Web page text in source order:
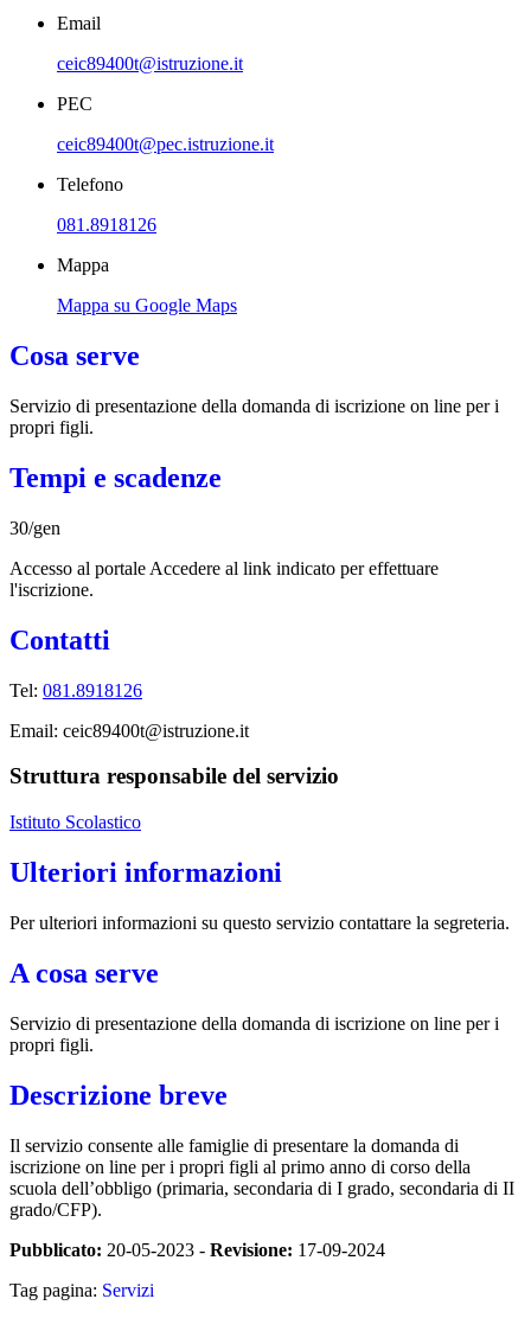
Email
ceic89400t@istruzione.it
PEC
ceic89400t@pec.istruzione.it
Telefono
081.8918126
Mappa
Mappa su Google Maps
Cosa serve
Servizio di presentazione della domanda di iscrizione on line per i
propri figli.
Tempi e scadenze
30/gen
Accesso al portale Accedere al link indicato per effettuare
l'iscrizione.
Contatti
Tel: 081.8918126
Email: ceic89400t@istruzione.it
Struttura responsabile del servizio
Istituto Scolastico
Ulteriori informazioni
Per ulteriori informazioni su questo servizio contattare la segreteria.
A cosa serve
Servizio di presentazione della domanda di iscrizione on line per i
propri figli.
Descrizione breve
Il servizio consente alle famiglie di presentare la domanda di
iscrizione on line per i propri figli al primo anno di corso della
scuola dell’obbligo (primaria, secondaria di I grado, secondaria di II
grado/CFP).
Pubblicato: 20-05-2023 - Revisione: 17-09-2024
Tag pagina: Servizi